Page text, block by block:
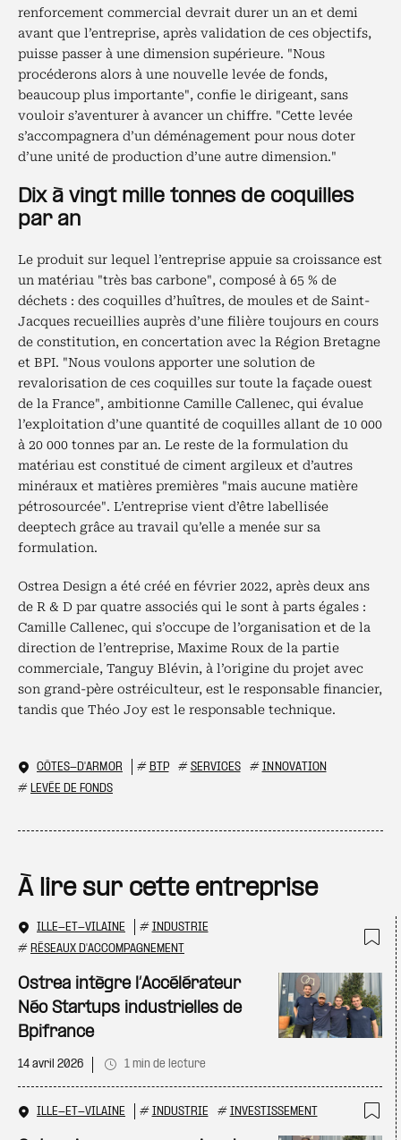
renforcement commercial devrait durer un an et demi
avant que l’entreprise, après validation de ces objectifs,
puisse passer à une dimension supérieure. "Nous
procéderons alors à une nouvelle levée de fonds,
beaucoup plus importante", confie le dirigeant, sans
vouloir s’aventurer à avancer un chiffre. "Cette levée
s’accompagnera d’un déménagement pour nous doter
d’une unité de production d’une autre dimension."
Dix à vingt mille tonnes de coquilles
par an
Le produit sur lequel l’entreprise appuie sa croissance est
un matériau "très bas carbone", composé à 65 % de
déchets : des coquilles d’huîtres, de moules et de Saint-
Jacques recueillies auprès d’une filière toujours en cours
de constitution, en concertation avec la Région Bretagne
et BPI. "Nous voulons apporter une solution de
revalorisation de ces coquilles sur toute la façade ouest
de la France", ambitionne Camille Callenec, qui évalue
l’exploitation d’une quantité de coquilles allant de 10 000
à 20 000 tonnes par an. Le reste de la formulation du
matériau est constitué de ciment argileux et d’autres
minéraux et matières premières "mais aucune matière
pétrosourcée". L’entreprise vient d’être labellisée
deeptech grâce au travail qu’elle a menée sur sa
formulation.
Ostrea Design a été créé en février 2022, après deux ans
de R & D par quatre associés qui le sont à parts égales :
Camille Callenec, qui s’occupe de l’organisation et de la
direction de l’entreprise, Maxime Roux de la partie
commerciale, Tanguy Blévin, à l’origine du projet avec
son grand-père ostréiculteur, est le responsable financier,
tandis que Théo Joy est le responsable technique.
CÔTES-D'ARMOR # BTP # SERVICES # INNOVATION
# LEVÉE DE FONDS
À lire sur cette entreprise
ILLE-ET-VILAINE # INDUSTRIE
# RÉSEAUX D'ACCOMPAGNEMENT
Ostrea intègre l’Accélérateur
Néo Startups industrielles de
Bpifrance
14 avril 2026 1 min de lecture
ILLE-ET-VILAINE # INDUSTRIE # INVESTISSEMENT